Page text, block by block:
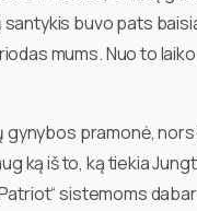
buvo pats
mums. Nuo to
gynybos pramonė,
ką iš to, ką tiekia
sistemoms